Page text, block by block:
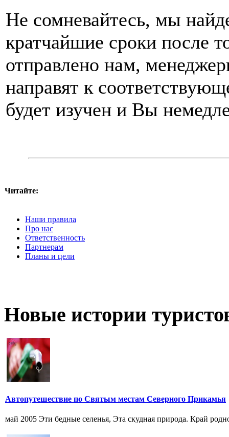
Не сомневайтесь, мы
кратчайшие сроки после
отправлено нам,
направят к
будет изучен и Вы
Читайте:
Наши правила
Про нас
Ответственность
Партнерам
Планы и цели
Новые истории
Автопутешествие по Святым местам Северного Прикамья
май 2005 Эти бедные селенья, Эта скудная природа. Край